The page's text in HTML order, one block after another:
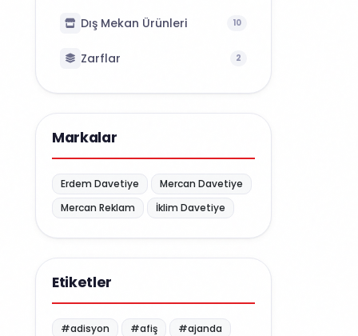
Dış Mekan Ürünleri 10
Zarflar 2
Markalar
Erdem Davetiye
Mercan Davetiye
Mercan Reklam
İklim Davetiye
Etiketler
#adisyon #afiş
#ajanda